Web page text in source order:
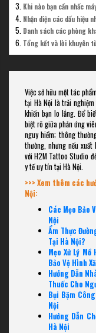
Khi nào bạn cần nhấc
Nhận diện các dấu hiệu
Danh sách các phòng
Tổng kết và lời khuyên
Việc sở hữu một tác
tại Hà Nội là trải
khiến bạn lo lắng. Để
biệt rõ giữa phản ứng
nguy hiểm; thông
thường, nhưng nếu
với H2M Tattoo Studio
y tế uy tín tại Hà Nội.
>>> Xem thêm các
Nội:
Các Mẹo Bảo
Nội
Ẩm Thực
Tại Hà Nội?
Mẹo Xử Lý
Bảo Vệ Hình
Hướng Dẫn
Thuốc Cho
Bụi Bặm
Nội
Hướng Dẫn
Hà Nội